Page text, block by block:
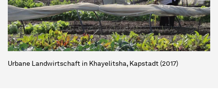
Urbane Landwirtschaft in Khayelitsha, Kapstadt (2017)